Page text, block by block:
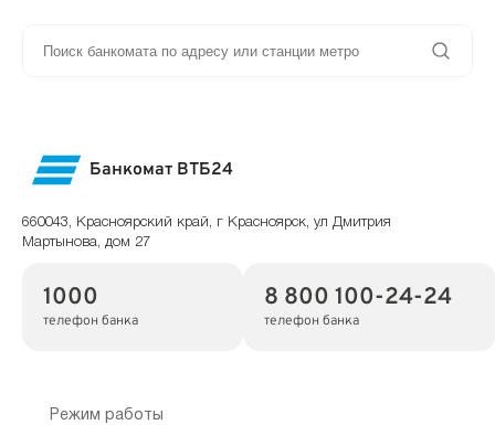
Банкомат ВТБ24
660043, Красноярский край, г Красноярск, ул Дмитрия
Мартынова, дом 27
1000
телефон банка
8 800 100-24-24
телефон банка
Режим работы